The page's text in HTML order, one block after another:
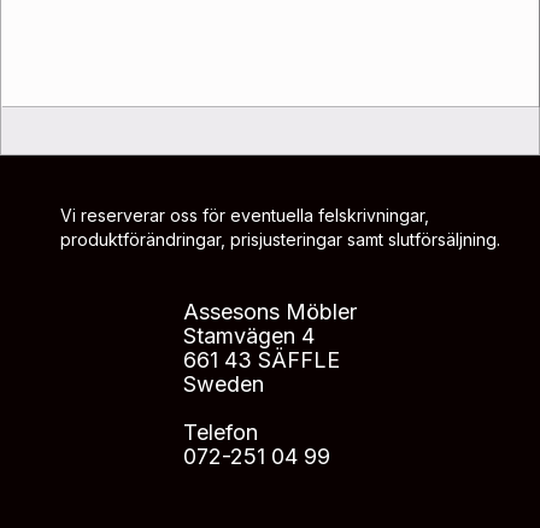
Vi reserverar oss för eventuella felskrivningar,
produktförändringar, prisjusteringar samt slutförsäljning.
Assesons Möbler
Stamvägen 4
661 43 SÄFFLE
Sweden
Telefon
072-251 04 99